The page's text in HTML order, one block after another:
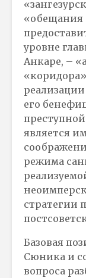
«обещания
уровне
Анкаре, –
его
является
режима
стратегии
Базовая
Сюника и
вопроса